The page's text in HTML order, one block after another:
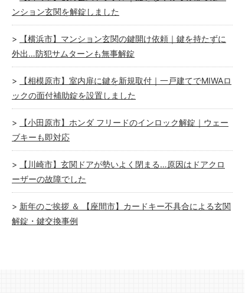
ンション玄関を解錠しました
【横浜市】マンション玄関の鍵開け依頼｜鍵を持たずに
外出…防犯サムターンも無事解錠
【相模原市】室内扉に鍵を新規取付｜一戸建てでMIWAロ
ックの面付補助錠を設置しました
【小田原市】ホンダ フリードのインロック解錠｜ウェー
ブキーも即対応
【川崎市】玄関ドアが勢いよく閉まる…原因はドアクロ
ーザーの故障でした
新年のご挨拶 ＆ 【座間市】カードキー不具合による玄関
解錠・鍵交換事例